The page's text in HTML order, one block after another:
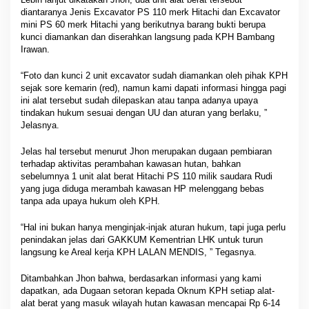
diantaranya Jenis Excavator PS 110 merk Hitachi dan Excavator
mini PS 60 merk Hitachi yang berikutnya barang bukti berupa
kunci diamankan dan diserahkan langsung pada KPH Bambang
Irawan.
“Foto dan kunci 2 unit excavator sudah diamankan oleh pihak KPH
sejak sore kemarin (red), namun kami dapati informasi hingga pagi
ini alat tersebut sudah dilepaskan atau tanpa adanya upaya
tindakan hukum sesuai dengan UU dan aturan yang berlaku, ”
Jelasnya.
Jelas hal tersebut menurut Jhon merupakan dugaan pembiaran
terhadap aktivitas perambahan kawasan hutan, bahkan
sebelumnya 1 unit alat berat Hitachi PS 110 milik saudara Rudi
yang juga diduga merambah kawasan HP melenggang bebas
tanpa ada upaya hukum oleh KPH.
“Hal ini bukan hanya menginjak-injak aturan hukum, tapi juga perlu
penindakan jelas dari GAKKUM Kementrian LHK untuk turun
langsung ke Areal kerja KPH LALAN MENDIS, ” Tegasnya.
Ditambahkan Jhon bahwa, berdasarkan informasi yang kami
dapatkan, ada Dugaan setoran kepada Oknum KPH setiap alat-
alat berat yang masuk wilayah hutan kawasan mencapai Rp 6-14